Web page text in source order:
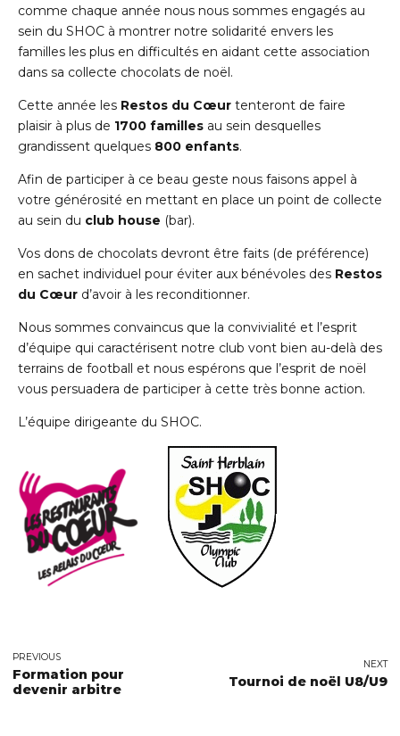
comme chaque année nous nous sommes engagés au
sein du SHOC à montrer notre solidarité envers les
familles les plus en difficultés en aidant cette association
dans sa collecte chocolats de noël.
Cette année les Restos du Cœur tenteront de faire
plaisir à plus de 1700 familles au sein desquelles
grandissent quelques 800 enfants.
Afin de participer à ce beau geste nous faisons appel à
votre générosité en mettant en place un point de collecte
au sein du club house (bar).
Vos dons de chocolats devront être faits (de préférence)
en sachet individuel pour éviter aux bénévoles des Restos
du Cœur d’avoir à les reconditionner.
Nous sommes convaincus que la convivialité et l’esprit
d’équipe qui caractérisent notre club vont bien au-delà des
terrains de football et nous espérons que l’esprit de noël
vous persuadera de participer à cette très bonne action.
L’équipe dirigeante du SHOC.
PREVIOUS
Formation pour
devenir arbitre
NEXT
Tournoi de noël U8/U9